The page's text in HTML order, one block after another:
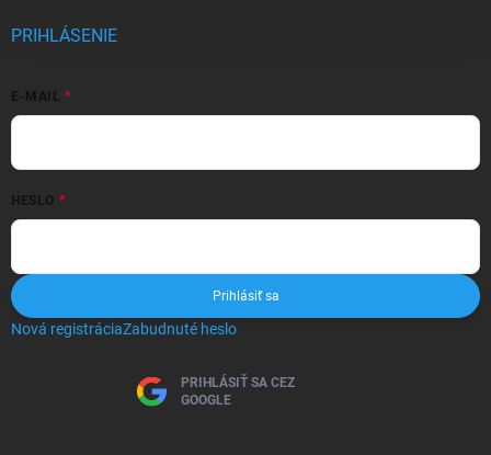
PRIHLÁSENIE
E-MAIL
HESLO
Prihlásiť sa
Nová registráciaZabudnuté heslo
PRIHLÁSIŤ SA CEZ
GOOGLE